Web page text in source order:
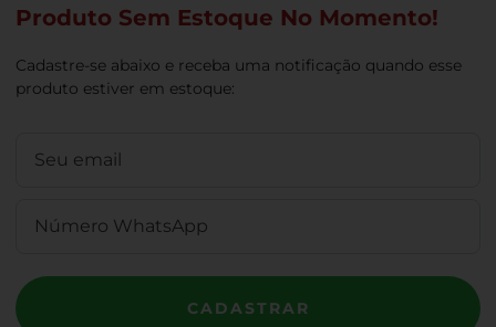
Produto Sem Estoque No Momento!
Cadastre-se abaixo e receba uma notificação quando esse
produto estiver em estoque:
CADASTRAR